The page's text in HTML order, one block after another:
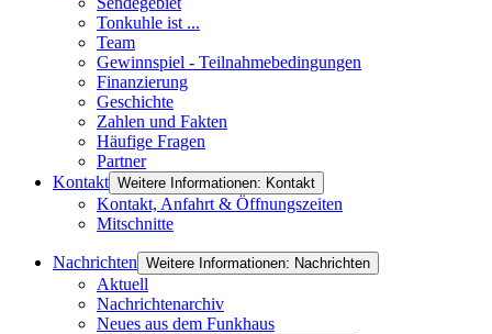
Tonkuhle ist ...
Team
Gewinnspiel - Teilnahmebedingungen
Finanzierung
Geschichte
Zahlen und Fakten
Häufige Fragen
Partner
Kontakt Weitere Informationen: Kontakt
Kontakt, Anfahrt & Öffnungszeiten
Mitschnitte
Nachrichten Weitere Informationen: Nachrichten
Aktuell
Nachrichtenarchiv
Neues aus dem Funkhaus